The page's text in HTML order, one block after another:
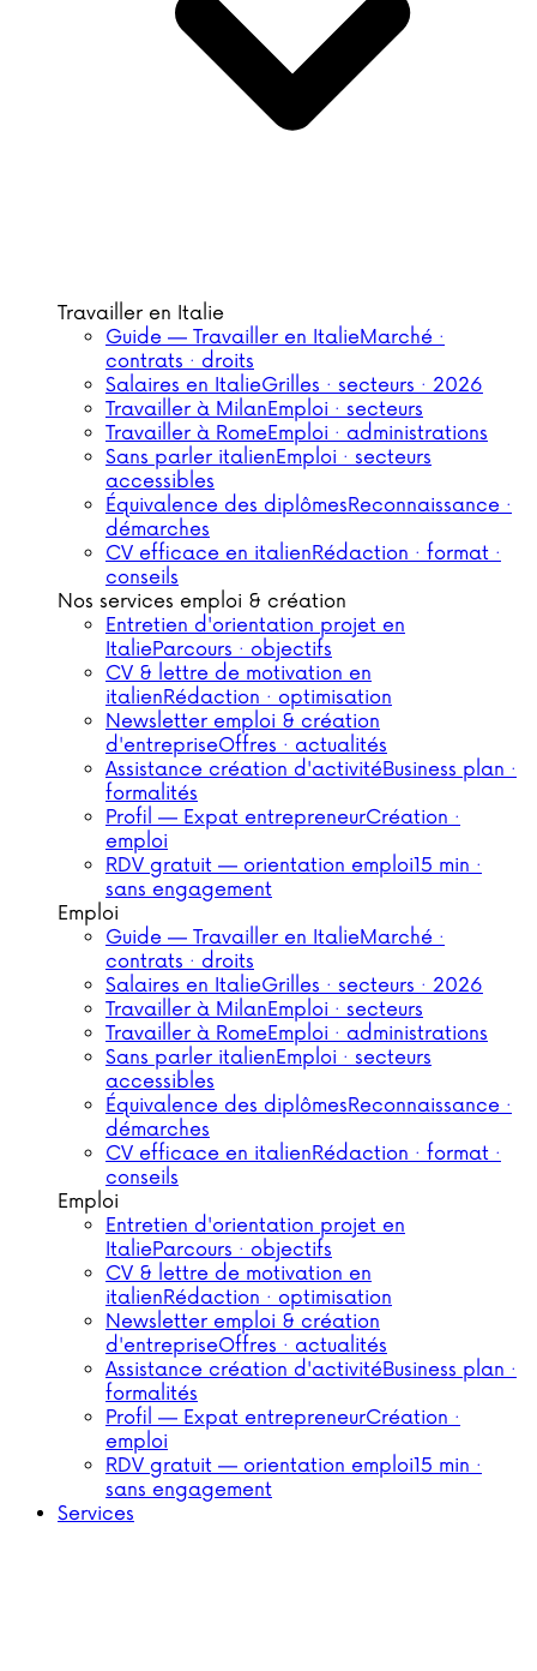
Travailler en Italie
Guide — Travailler en ItalieMarché ·
contrats · droits
Salaires en ItalieGrilles · secteurs · 2026
Travailler à MilanEmploi · secteurs
Travailler à RomeEmploi · administrations
Sans parler italienEmploi · secteurs
accessibles
Équivalence des diplômesReconnaissance ·
démarches
CV efficace en italienRédaction · format ·
conseils
Nos services emploi & création
Entretien d'orientation projet en
ItalieParcours · objectifs
CV & lettre de motivation en
italienRédaction · optimisation
Newsletter emploi & création
d'entrepriseOffres · actualités
Assistance création d'activitéBusiness plan ·
formalités
Profil — Expat entrepreneurCréation ·
emploi
RDV gratuit — orientation emploi15 min ·
sans engagement
Emploi
Guide — Travailler en ItalieMarché ·
contrats · droits
Salaires en ItalieGrilles · secteurs · 2026
Travailler à MilanEmploi · secteurs
Travailler à RomeEmploi · administrations
Sans parler italienEmploi · secteurs
accessibles
Équivalence des diplômesReconnaissance ·
démarches
CV efficace en italienRédaction · format ·
conseils
Emploi
Entretien d'orientation projet en
ItalieParcours · objectifs
CV & lettre de motivation en
italienRédaction · optimisation
Newsletter emploi & création
d'entrepriseOffres · actualités
Assistance création d'activitéBusiness plan ·
formalités
Profil — Expat entrepreneurCréation ·
emploi
RDV gratuit — orientation emploi15 min ·
sans engagement
Services